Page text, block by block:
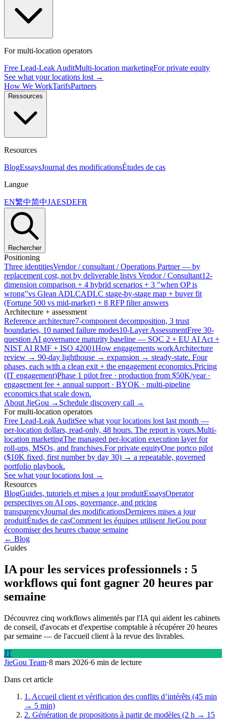
For multi-location operators
Free Lead-Leak AuditMulti-location marketingFor private equity
See what your locations lost →
How We WorkTarifsPartners
Ressources
Resources
BlogEssaysJournal des modificationsÉtudes de cas
Langue
EN繁中简中JAESDEFR
Rechercher
Positioning
Three identitiesVendor / consultant / Operations Partner — by
replacement cost, not by deliverable listvs Vendor / Consultant12-
dimension comparison + 4 hybrid scenarios + 3 "when OP is
wrong"vs Glean ADLCADLC stage-by-stage map + buyer fit
(Fortune 500 vs mid-market) + 8 RFP filter answers
Architecture + assessment
Reference architecture7-component decomposition, 3 trust
boundaries, 10 named failure modes10-Layer AssessmentFree 30-
question AI governance maturity baseline — SOC 2 + EU AI Act +
NIST AI RMF + ISO 42001How engagements workArchitecture
review → 90-day lighthouse → expansion → steady-state. Four
phases, each with a clean exit + the engagement economics.Pricing
(IT engagement)Phase 1 pilot free · production from $50K/year ·
engagement fee + annual support · BYOK · multi-pipeline
economics that scale down.
About JieGou → Schedule discovery call →
For multi-location operators
Free Lead-Leak AuditSee what your locations lost last month —
per-location dollars, read-only, 48 hours. The report is yours.Multi-
location marketingThe managed per-location execution layer for
roll-ups, MSOs, and franchises.For private equityOne portco pilot
($10K fixed, first number by day 30) → a repeatable, governed
portfolio playbook.
See what your locations lost →
Resources
BlogGuides, tutoriels et mises a jour produitEssaysOperator
perspectives on AI ops, governance, and pricing
transparencyJournal des modificationsDernieres mises a jour
produitÉtudes de casComment les équipes utilisent JieGou pour
économiser des heures chaque semaine
← Blog
Guides
IA pour les services professionnels : 5
workflows qui font gagner 20 heures par
semaine
Découvrez cinq workflows alimentés par l'IA qui aident les cabinets
de conseil, d'avocats et d'expertise comptable à récupérer 20 heures
par semaine — de l'accueil client à la revue des livrables.
JT
JieGou Team·8 mars 2026·6 min de lecture
Dans cet article
1. Accueil client et vérification des conflits d’intérêts (45 min
→ 5 min)
2. Génération de propositions à partir de modèles (2 h → 15